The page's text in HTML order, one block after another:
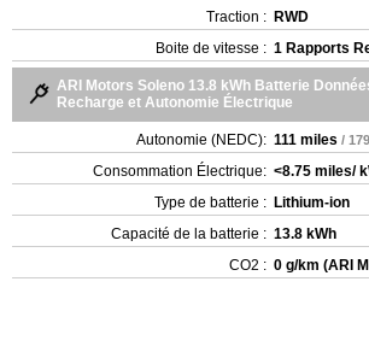
Traction : RWD
Boite de vitesse : 1 Rapports
ARI Motors Soleno 13.8 kWh Batterie
Recharge et Autonomie Électrique
Autonomie (NEDC): 111 miles /
Consommation Électrique: <8.75 miles/
Type de batterie : Lithium-ion
Capacité de la batterie : 13.8 kWh
CO2 : 0 g/km (ARI